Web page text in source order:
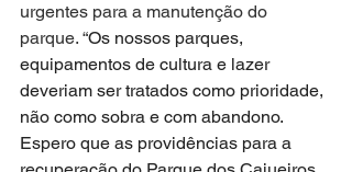
urgentes para a manutenção do
parque. “Os nossos parques,
equipamentos de cultura e lazer
deveriam ser tratados como prioridade,
não como sobra e com abandono.
Espero que as providências para a